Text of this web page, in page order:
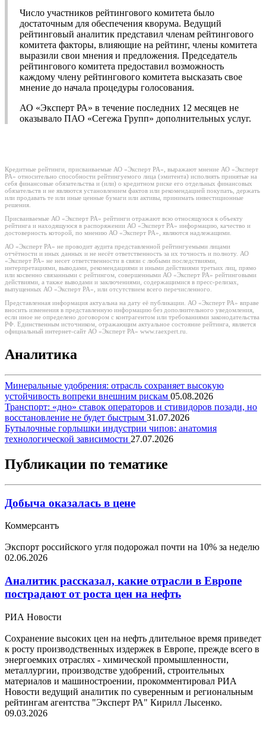
Число участников рейтингового комитета было
достаточным для обеспечения кворума. Ведущий
рейтинговый аналитик представил членам рейтингового
комитета факторы, влияющие на рейтинг, члены комитета
выразили свои мнения и предложения. Председатель
рейтингового комитета предоставил возможность
каждому члену рейтингового комитета высказать свое
мнение до начала процедуры голосования.
АО «Эксперт РА» в течение последних 12 месяцев не
оказывало ПАО «Сегежа Групп» дополнительных услуг.
Кредитные рейтинги, присваиваемые АО «Эксперт РА», выражают мнение АО «Эксперт
РА» относительно способности рейтингуемого лица (эмитента) исполнять принятые на
себя финансовые обязательства и (или) о кредитном риске его отдельных финансовых
обязательств и не являются установлением фактов или рекомендацией покупать, держать
или продавать те или иные ценные бумаги или активы, принимать инвестиционные
решения.
Присваиваемые АО «Эксперт РА» рейтинги отражают всю относящуюся к объекту
рейтинга и находящуюся в распоряжении АО «Эксперт РА» информацию, качество и
достоверность которой, по мнению АО «Эксперт РА», являются надлежащими.
АО «Эксперт РА» не проводит аудита представленной рейтингуемыми лицами
отчётности и иных данных и не несёт ответственность за их точность и полноту. АО
«Эксперт РА» не несет ответственности в связи с любыми последствиями,
интерпретациями, выводами, рекомендациями и иными действиями третьих лиц, прямо
или косвенно связанными с рейтингом, совершенными АО «Эксперт РА» рейтинговыми
действиями, а также выводами и заключениями, содержащимися в пресс-релизах,
выпущенных АО «Эксперт РА», или отсутствием всего перечисленного.
Представленная информация актуальна на дату её публикации. АО «Эксперт РА» вправе
вносить изменения в представленную информацию без дополнительного уведомления,
если иное не определено договором с контрагентом или требованиями законодательства
РФ. Единственным источником, отражающим актуальное состояние рейтинга, является
официальный интернет-сайт АО «Эксперт РА» www.raexpert.ru.
Аналитика
Минеральные удобрения: отрасль сохраняет высокую
устойчивость вопреки внешним рискам 05.08.2026
Транспорт: «дно» ставок операторов и стивидоров позади, но
восстановление не будет быстрым 31.07.2026
Бутылочные горлышки индустрии чипов: анатомия
технологической зависимости 27.07.2026
Публикации по тематике
Добыча оказалась в цене
Коммерсантъ
Экспорт российского угля подорожал почти на 10% за неделю
02.06.2026
Аналитик рассказал, какие отрасли в Европе
пострадают от роста цен на нефть
РИА Новости
Сохранение высоких цен на нефть длительное время приведет
к росту производственных издержек в Европе, прежде всего в
энергоемких отраслях - химической промышленности,
металлургии, производстве удобрений, строительных
материалов и машиностроении, прокомментировал РИА
Новости ведущий аналитик по суверенным и региональным
рейтингам агентства "Эксперт РА" Кирилл Лысенко.
09.03.2026